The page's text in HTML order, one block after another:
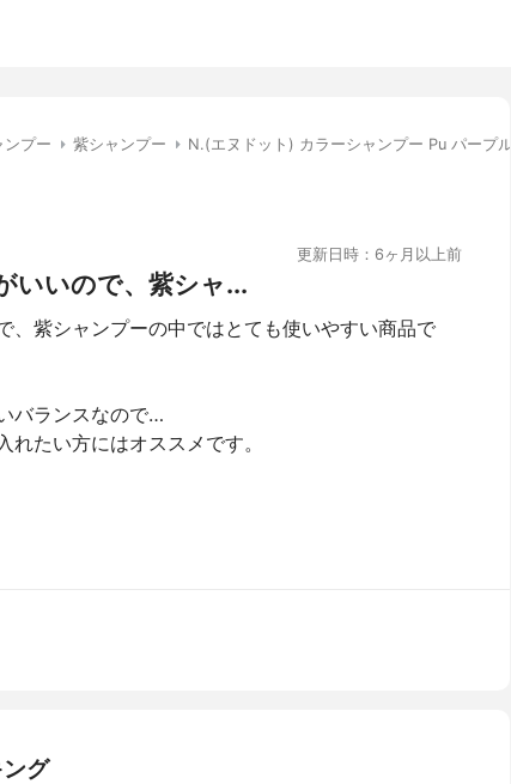
ンプー 紫シャンプー N.(エヌドット) カラーシャンプー Pu パープル
更新日時：6ヶ月以上前
いいので、紫シャ...
、紫シャンプーの中ではとても使いやすい商品で
バランスなので…
たい方にはオススメです。
グ